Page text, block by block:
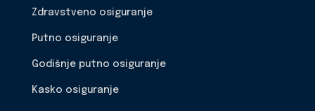
Zdravstveno osiguranje
Putno osiguranje
Godišnje putno osiguranje
Kasko osiguranje